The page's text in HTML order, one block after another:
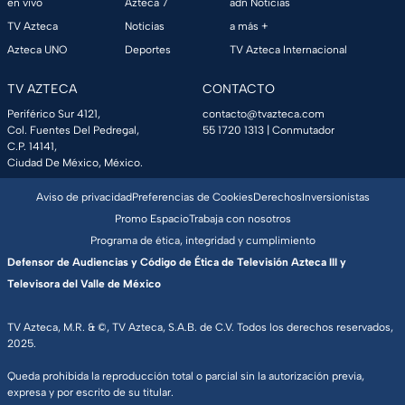
en vivo
TV Azteca
Azteca UNO
Azteca 7
Noticias
Deportes
adn Noticias
a más +
TV Azteca Internacional
TV AZTECA
Periférico Sur 4121,
Col. Fuentes Del Pedregal,
C.P. 14141,
Ciudad De México, México.
CONTACTO
contacto@tvazteca.com
55 1720 1313 | Conmutador
TV Azteca, M.R. & ©, TV Azteca, S.A.B. de C.V. Todos los derechos reservados,
2025.
Queda prohibida la reproducción total o parcial sin la autorización previa,
expresa y por escrito de su titular.
Aviso de privacidadPreferencias de CookiesDerechosInversionistas
Promo EspacioTrabaja con nosotros
Programa de ética, integridad y cumplimiento
Defensor de Audiencias y Código de Ética de Televisión Azteca III y
Televisora del Valle de México